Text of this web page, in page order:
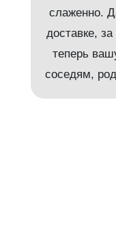
слаженно.
доставке,
теперь
соседям,